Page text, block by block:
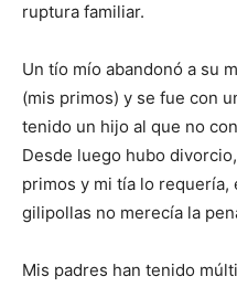
ruptura familiar.
Un tío mío abandonó a su
(mis primos) y se fue con
tenido un hijo al que no
Desde luego hubo
primos y mi tía lo requería,
gilipollas no merecía la
Mis padres han tenido